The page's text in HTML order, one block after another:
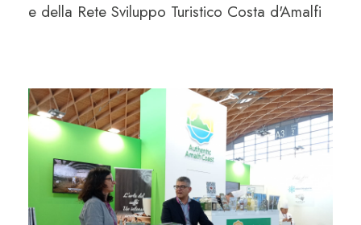
e della Rete Sviluppo Turistico Costa d'Amalfi